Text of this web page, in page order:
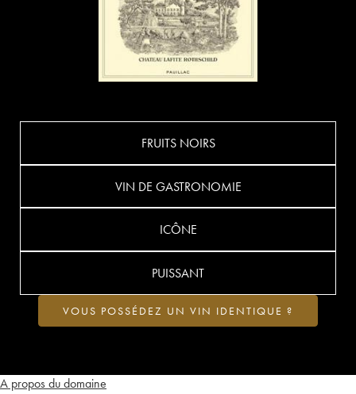
A propos du domaine
FRUITS NOIRS
VIN DE GASTRONOMIE
ICÔNE
PUISSANT
VOUS POSSÉDEZ UN VIN IDENTIQUE ?